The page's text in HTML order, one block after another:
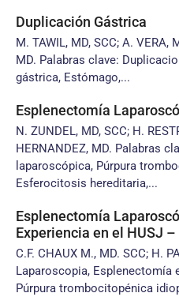
Duplicación Gástrica
M. TAWIL, MD, SCC; A. VERA,
MD. Palabras clave:
gástrica, Estómago,...
Esplenectomía
N. ZUNDEL, MD, SCC; H.
HERNANDEZ, MD. Palabras
laparoscópica, Púrpura
Esferocitosis hereditaria,...
Esplenectomía
Experiencia en el HUSJ –
C.F. CHAUX M., MD. SCC; H.
Laparoscopia, Esplenectomía
Púrpura trombocitopénica